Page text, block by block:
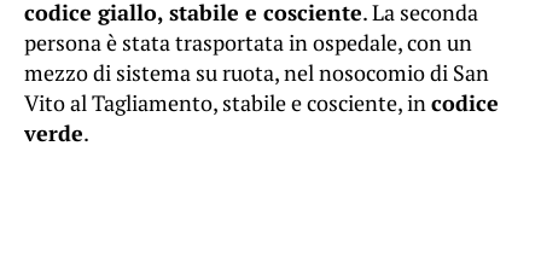
codice giallo, stabile e cosciente. La seconda
persona è stata trasportata in ospedale, con un
mezzo di sistema su ruota, nel nosocomio di San
Vito al Tagliamento, stabile e cosciente, incodice
verde.